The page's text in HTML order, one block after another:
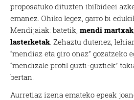
proposatuko dituzten ibilbideei
emanez. Ohiko legez, garro bi
Mendijaiak: batetik,mendi martxak
lasterketak. Zehaztu dutenez,
“mendiaz eta giro onaz” gozatzeko
“mendizale profil guzti-guztiek”
bertan.
Aurretiaz izena emateko epeak